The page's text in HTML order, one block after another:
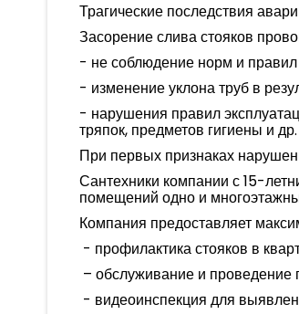
Трагические последствия
Засорение слива стояков
- не соблюдение норм и
- изменение уклона труб в
- нарушения правил
тряпок, предметов гигиены и др.
При первых признаках
Сантехники компании с 15-
помещений одно и
Компания предоставляет
- профилактика стояков в
– обслуживание и проведение
- видеоинспекция для